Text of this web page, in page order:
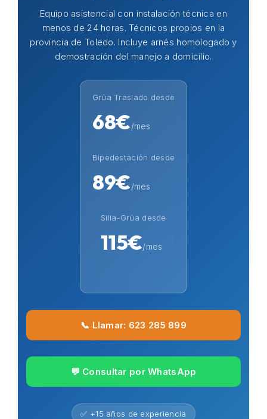
Equipo asistencial con instalación técnica en
menos de 24 horas. Técnicos propios en la
provincia de Toledo. Incluye arnés homologado y
demostración del manejo a domicilio.
Grúa Traslado desde
68€/mes
Bipedestación desde
89€/mes
Silla-Grúa desde
115€/mes
📞 Llamar: 623 285 899
💬 Consultar por WhatsApp
✅ +15 años de experiencia